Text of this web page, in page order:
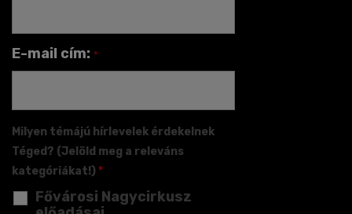
E-mail cím: *
Milyen témájú hírlevelek érdekelnek
Téged? (Jelöld meg a releváns
kategóriákat!) *
Fővárosi Nagycirkusz